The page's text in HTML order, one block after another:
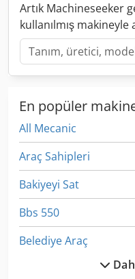
Artık Machineseeker
kullanılmış makineyle
En popüler
All Mecanic
Araç Sahipleri
Bakiyeyi Sat
Bbs 550
Belediye Araç